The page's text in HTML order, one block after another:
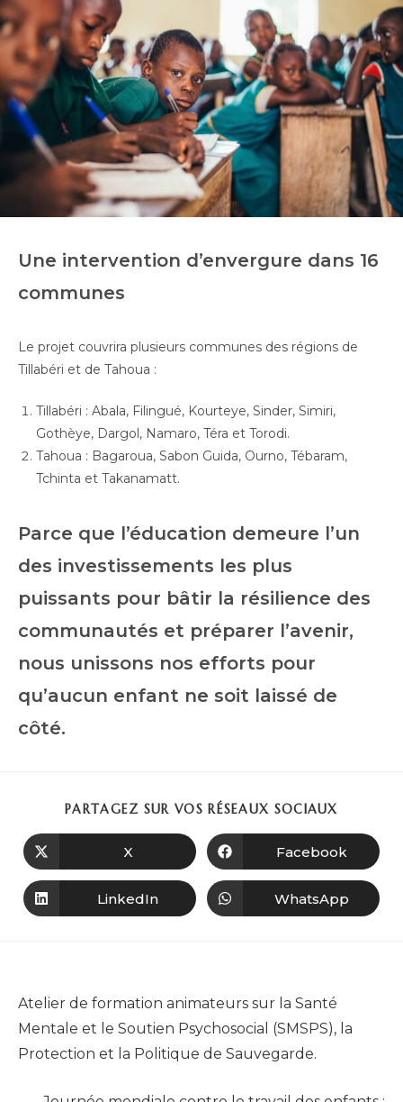
Une intervention d’envergure dans 16
communes
Le projet couvrira plusieurs communes des régions de
Tillabéri et de Tahoua :
Tillabéri : Abala, Filingué, Kourteye, Sinder, Simiri,
Gothèye, Dargol, Namaro, Téra et Torodi.
Tahoua : Bagaroua, Sabon Guida, Ourno, Tébaram,
Tchinta et Takanamatt.
Parce que l’éducation demeure l’un
des investissements les plus
puissants pour bâtir la résilience des
communautés et préparer l’avenir,
nous unissons nos efforts pour
qu’aucun enfant ne soit laissé de
côté.
PARTAGEZ SUR VOS RÉSEAUX SOCIAUX
X Facebook
LinkedIn WhatsApp
Atelier de formation animateurs sur la Santé
Mentale et le Soutien Psychosocial (SMSPS), la
Protection et la Politique de Sauvegarde.